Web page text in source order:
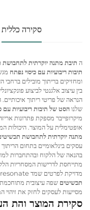
סקירה כללית
ה תיבת מתנה יוקרתית לתחבושת
תיבות ריבועיות עם כיסוי נפתח
ומחזיקים בריתוך מובילים
בין עיצוב אלגנטי לביצוע
הנראה של פריטי ריתוך איכותיים.
שלנוהסט של תיבות ריבועיות עם
מיקרופייבר מספקת פתרונות
אופטימלית על המוצר. היכולות
מתנה יוקרתית לתחבושת
עסקים בינלאומיים בתחום
בהנאה של הלקוח ובהתחברות
מתייחסת לדרישות המסחריות
מדויקת לפרטים שמד resonate עם צרכנים גלובליים.
תכשיטים שפה עיצובית
מסייעות לעסקים לחזק את זיהוי
סקירת המוצר והת